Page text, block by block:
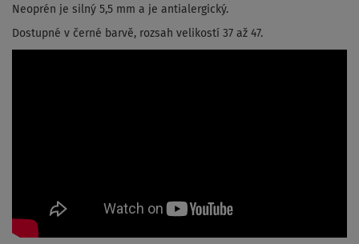
Neoprén je silný 5,5 mm a je antialergický.
Dostupné v černé barvě, rozsah velikostí 37 až 47.